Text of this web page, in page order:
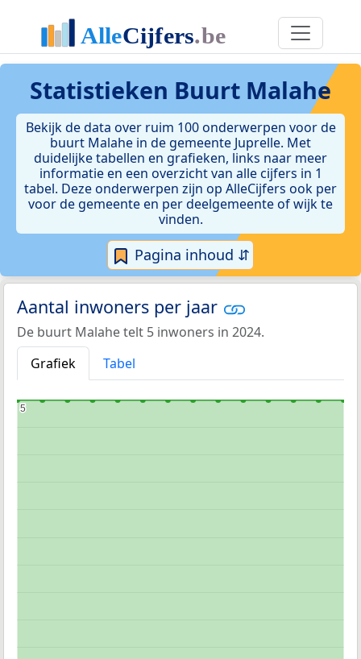
Statistieken Buurt Malahe
Bekijk de data over ruim 100 onderwerpen voor de
buurt Malahe in de gemeente Juprelle. Met
duidelijke tabellen en grafieken, links naar meer
informatie en een overzicht van alle cijfers in 1
tabel. Deze onderwerpen zijn op AlleCijfers ook per
voor de gemeente en per deelgemeente of wijk te
vinden.
Pagina inhoud ⇵
Aantal inwoners per jaar
De buurt Malahe telt 5 inwoners in 2024.
Grafiek
Tabel
5
5